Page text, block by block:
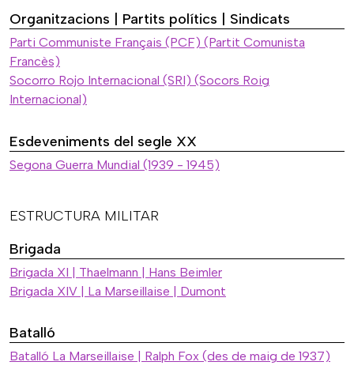
Organitzacions | Partits polítics | Sindicats
Parti Communiste Français (PCF) (Partit Comunista
Francès)
Socorro Rojo Internacional (SRI) (Socors Roig
Internacional)
Esdeveniments del segle XX
Segona Guerra Mundial (1939 - 1945)
ESTRUCTURA MILITAR
Brigada
Brigada XI | Thaelmann | Hans Beimler
Brigada XIV | La Marseillaise | Dumont
Batalló
Batalló La Marseillaise | Ralph Fox (des de maig de 1937)